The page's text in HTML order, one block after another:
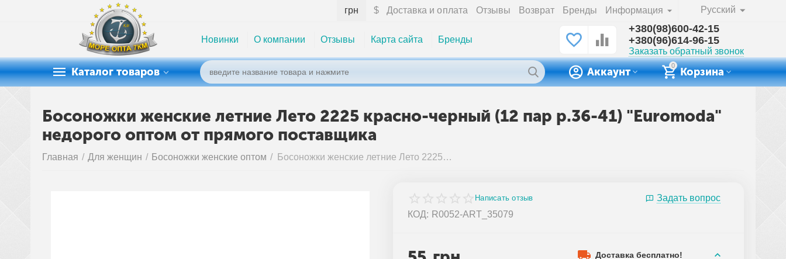
Русский
Доставка и оплата Отзывы Возврат Бренды Информация
грн $
Новинки О компании Отзывы Карта сайта Бренды
+380(98)600-42-15
+380(96)614-96-15
Заказать обратный звонок
Каталог товаров
0
Корзина
Аккаунт
Босоножки женские летние Лето 2225 красно-черный (12 пар р.36-41) "Euromoda"
недорого оптом от прямого поставщика
Главная / Для женщин / Босоножки женские оптом / Босоножки женские летние Лето 2225 красно-черный (12 пар р.36-41) "Euromoda" недорого оптом от прямого поставщика
Написать отзыв
Задать вопрос
КОД: R0052-ART_35079
Доставка бесплатно!